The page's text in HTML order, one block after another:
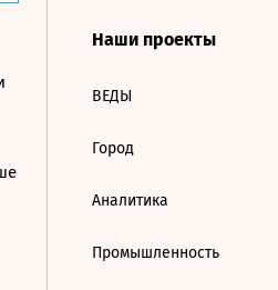
Наши проекты
ВЕДЫ
Город
Аналитика
Промышленность